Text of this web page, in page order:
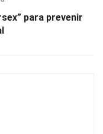
para prevenir